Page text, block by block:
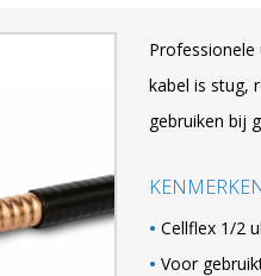
Professionele
kabel is stug,
gebruiken bij
Cellflex 1/2
Voor